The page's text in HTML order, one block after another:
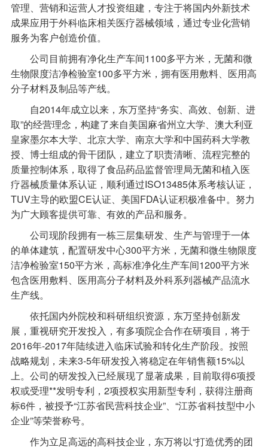
管理、营销和运营人才投资组建，专注于将国内外新技术
成果应用于外科临床相关医疗器械领域，通过专业化营销
服务为客户创造价值。
公司目前拥有净化生产车间1100多平方米，无菌和微
生物限度洁净检验室100多平方米，拥有医用敷料、医用高
分子材料及制品等产线。
自2014年成立以来，东万坚持“务实、高效、创新、进
取”的经营理念，构建了来自美国麻省州立大学、澳大利亚
皇家墨尔本大学、北京大学、南京大学和中国药科大学教
授、博士组成的骨干团队，建立了职责清晰、流程完整的
质量控制体系，取得了食品药品监督管理局无菌和植入医
疗器械质量体系认证，顺利通过ISO13485体系考核认证，
TUV主导的欧盟CE认证、美国FDA认证积极准备中。努力
为广大顾客提供可靠、有效的产品和服务。
公司现阶段拥有一栋三层集研发、生产与管理于一体
的单体建筑，配置研发中心300平方米，无菌和微生物限度
洁净检验室150平方米，高标准净化生产车间1200平方米
包含医用敷料、医用高分子材料及外科系列器械产品流水
生产线。
依托国内外院校和科研组织资源，东万坚持创新发
展，重视研究开发投入，有多项院企合作在研项目，将于
2016年-2017年陆续进入临床试验和转化生产阶段。按照
战略规划，未来3-5年研发投入将稳定在年销售额15%以
上。公司的研发投入已经展现了显著成果，目前取得6项授
权或受理**发明专利，2项授权实用新型专利，获得注册商
标6件，被授予“江苏省民营科技企业”、“江苏省科技型中小
企业”等荣誉称号。
作为立足高远的高科技企业，东万将以“打造优秀的团